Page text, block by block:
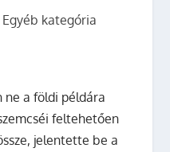
Egyéb kategória
ne a földi példára
feltehetően
jelentette be a